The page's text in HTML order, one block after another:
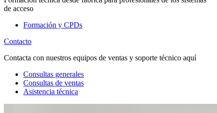
de acceso
Formación y CPDs
Contacto
Contacta con nuestros equipos de ventas y soporte técnico aquí
Consultas generales
Consultas de ventas
Asistencia técnica